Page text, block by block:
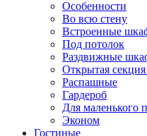
Особенности
Во всю стену
Встроенные
Под потолок
Раздвижные
Открытая
Распашные
Гардероб
Для маленького
Эконом
Гостиные